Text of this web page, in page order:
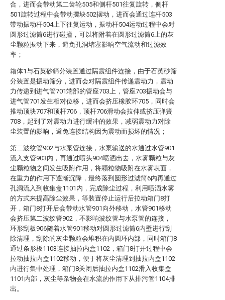
合，进而会带动第二齿轮505和侧杆501往复旋转，侧杆
501旋转过程中会带动摆块502摆动，进而会通过连杆503
带动振动杆504上下往复运动，振动杆504运动过程中会对
圆形过滤筒6进行碰撞，可以将附着在圆形过滤筒6上的灰
尘颗粒振动下来，避免孔洞堵塞影响空气流动和过滤效
率；
箱体1与石英砂筛分装置通过隔震组件连接，由于石英砂筛
分装置是振动筛分，进而会对隔震组件传递震动力，震动
力传递到进气管701端部的管座703上，管座703振动会与
进气管701发生相对位移，进而会挤压橡胶环705，同时会
推动顶块707和顶杆706，顶杆706滑动会拉伸或挤压弹簧
708，起到了对震动力进行缓冲的效果，减弱震动力对除
尘装置的影响，避免连接结构因为震动而损坏的情况；
第二波纹管902与水泵管连接，水泵输送的水通过水管901
流入支管903内，再通过喷头904喷洒出去，水雾颗粒与灰
尘颗粒物之间发生吸附作用，将颗粒物吸附在水雾表面，
在重力的作用下逐渐沉降，最终落到圆形过滤筒6内再通过
孔洞流入到收集盒1101内，完成除尘过程，利用喷洒水雾
的方式来提高除尘效果，等装置停止运行后拉动箱门8打
开，箱门8打开后会带动水管901向外移动，水管901移动
会挤压第二波纹管902，不影响波纹管与水泵管的连接，
环形刮板906随着水管901移动对圆形过滤筒6内壁进行刮
除清理，刮除的灰尘颗粒会堆积在内圆环内部，同时箱门8
通过条形板1103连接抽拉内盒1102，箱门8打开过程中会
拉动抽拉内盒1102移动，便于将灰尘清理到抽拉内盒1102
内进行集中处理，箱门8关闭后抽拉内盒1102滑入收集盒
1101内部，灰尘等杂物会在水流的作用下从排污管1104排
出。